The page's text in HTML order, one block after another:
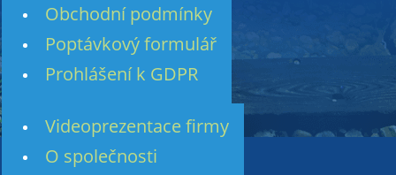
Obchodní podmínky
Poptávkový formulář
Prohlášení k GDPR
Videoprezentace firmy
O společnosti